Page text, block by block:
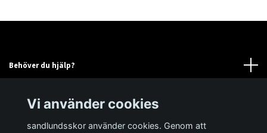
Behöver du hjälp?
Läs mer
Sociala medier
Vi använder cookies
sandlundsskor använder cookies. Genom att